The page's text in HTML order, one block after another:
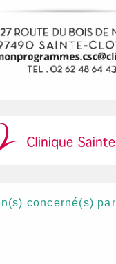
concerné(s)